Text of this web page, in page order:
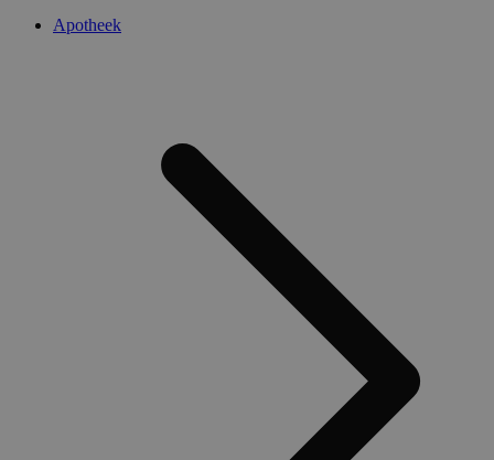
Apotheek